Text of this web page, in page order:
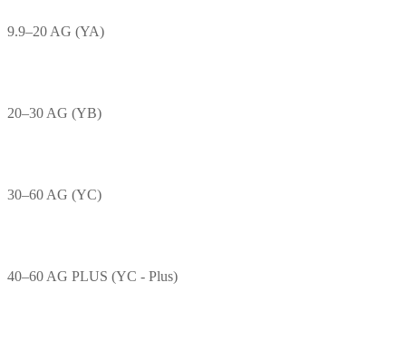
9.9–20 AG (YA)
20–30 AG (YB)
30–60 AG (YC)
40–60 AG PLUS (YC - Plus)